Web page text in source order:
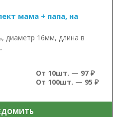
мама + папа, на
диаметр 16мм, длина в
От 10шт. — 97 ₽
От 100шт. — 95 ₽